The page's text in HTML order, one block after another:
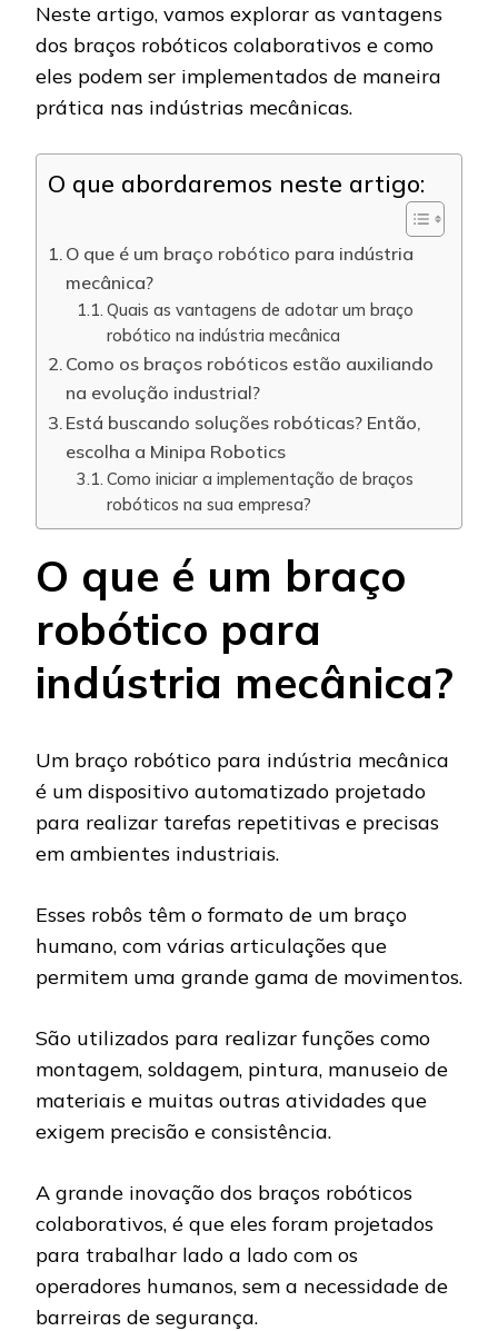
Neste artigo, vamos explorar as vantagens
dos braços robóticos colaborativos e como
eles podem ser implementados de maneira
prática nas indústrias mecânicas.
O que abordaremos neste artigo:
O que é um braço robótico para indústria
mecânica?
Quais as vantagens de adotar um braço
robótico na indústria mecânica
Como os braços robóticos estão auxiliando
na evolução industrial?
Está buscando soluções robóticas? Então,
escolha a Minipa Robotics
Como iniciar a implementação de braços
robóticos na sua empresa?
O que é um braço
robótico para
indústria mecânica?
Um braço robótico para indústria mecânica
é um dispositivo automatizado projetado
para realizar tarefas repetitivas e precisas
em ambientes industriais.
Esses robôs têm o formato de um braço
humano, com várias articulações que
permitem uma grande gama de movimentos.
São utilizados para realizar funções como
montagem, soldagem, pintura, manuseio de
materiais e muitas outras atividades que
exigem precisão e consistência.
A grande inovação dos braços robóticos
colaborativos, é que eles foram projetados
para trabalhar lado a lado com os
operadores humanos, sem a necessidade de
barreiras de segurança.